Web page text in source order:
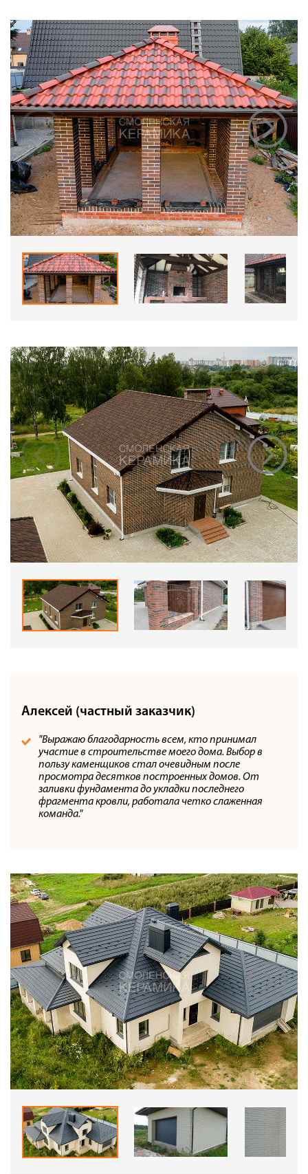
Алексей (частный заказчик)
"Выражаю благодарность всем, кто принимал
участие в строительстве моего дома. Выбор в
пользу каменщиков стал очевидным после
просмотра десятков построенных домов. От
заливки фундамента до укладки последнего
фрагмента кровли, работала четко слаженная
команда."